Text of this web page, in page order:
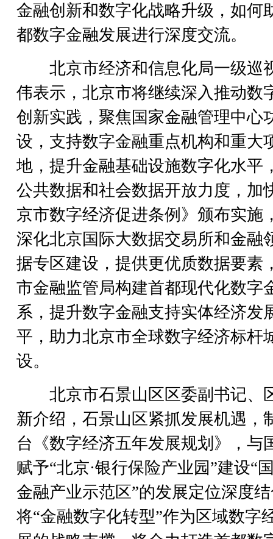
金融创新和数字化战略升级，如何
都数字金融发展进行深度交流。
北京市经济和信息化局一级巡
伟表示，北京市将继续深入推动数
创新实践，聚焦国家金融管理中心
设，支持数字金融重点机构和重大
地，提升金融基础设施数字化水平
公共数据和社会数据开放力度，加
京市数字经济促进条例》颁布实施
深化北京国际大数据交易所和金融
据专区建设，提供更优质数据要素
市金融监管局构建首都现代化数字
系，提升数字金融支持实体经济发
平，助力北京市全球数字经济标杆
设。
北京市石景山区区委副书记、
新介绍，石景山区紧抓发展机遇，
台《数字经济五年发展规划》，与
赋予“北京·银行保险产业园”建设“
金融产业示范区”的发展定位深度
将“金融数字化转型”作为区域数字